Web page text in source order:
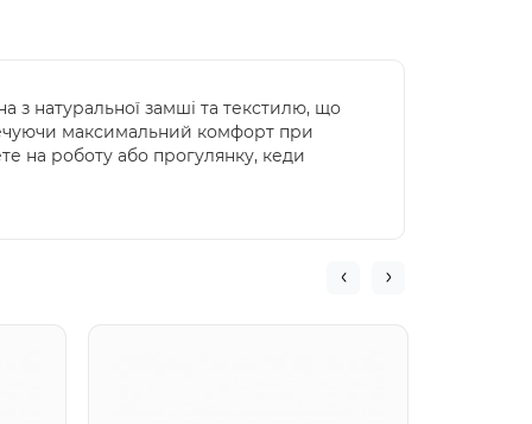
з натуральної замші та текстилю, що
максимальний комфорт при
на роботу або прогулянку, кеди